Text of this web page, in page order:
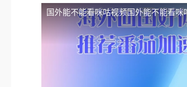
国外能不能看咪咕视频国外能不能看咪